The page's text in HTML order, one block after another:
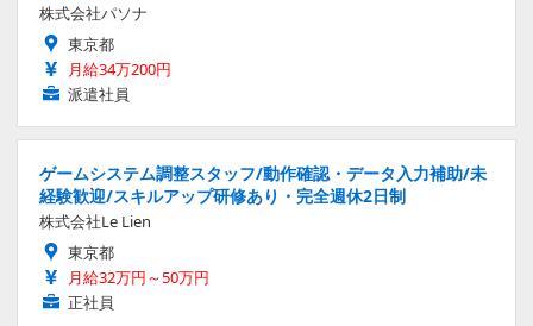
株式会社パソナ
東京都
月給34万200円
派遣社員
ゲームシステム調整スタッフ/動作確認・データ入力補助/未
経験歓迎/スキルアップ研修あり・完全週休2日制
株式会社Le Lien
東京都
月給32万円～50万円
正社員